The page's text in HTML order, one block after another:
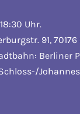
Uhr.
91,
Berliner